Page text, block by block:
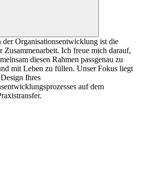
der Organisationsentwicklung ist die
Zusammenarbeit. Ich freue mich darauf,
diesen Rahmen passgenau zu
mit Leben zu füllen. Unser Fokus liegt
Ihres
auf dem